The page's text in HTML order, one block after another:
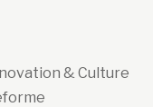
& Culture